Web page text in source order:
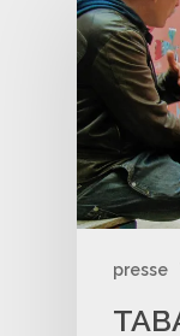
presse